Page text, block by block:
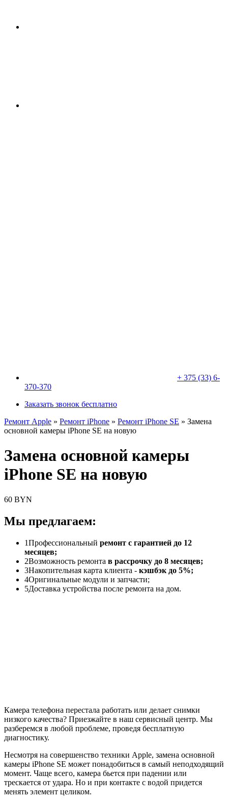
+ 375 (33) 6-
370-370
Заказать звонок бесплатно
Ремонт Apple » Ремонт iPhone » Ремонт iPhone SE » Замена
основной камеры iPhone SE на новую
Замена основной камеры
iPhone SE на новую
60 BYN
Мы предлагаем:
1Профессиональный ремонт с гарантией до 12
месяцев;
2Возможность ремонта в рассрочку до 8 месяцев;
3Накопительная карта клиента - кэшбэк до 5%;
4Оригинальные модули и запчасти;
5Доставка устройства после ремонта на дом.
Камера телефона перестала работать или делает снимки
низкого качества? Приезжайте в наш сервисный центр. Мы
разберемся в любой проблеме, проведя бесплатную
диагностику.
Несмотря на совершенство техники Apple, замена основной
камеры iPhone SE может понадобиться в самый неподходящий
момент. Чаще всего, камера бьется при падении или
трескается от удара. Но и при контакте с водой придется
менять элемент целиком.